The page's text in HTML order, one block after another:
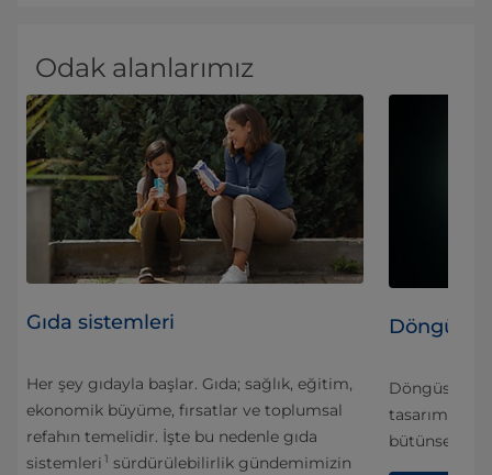
Odak alanlarımız
Gıda sistemleri
Her şey gıdayla başlar. Gıda; sağlık, eğitim,
ekonomik büyüme, fırsatlar ve toplumsal
refahın temelidir. İşte bu nedenle gıda
sistemleri 1 sürdürülebilirlik gündemimizin
Döngüsellik
tasarımdan
bütünsel bir